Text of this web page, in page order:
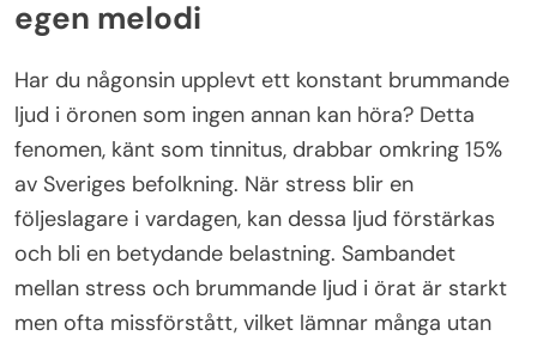
egen melodi
Har du någonsin upplevt ett konstant brummande
ljud i öronen som ingen annan kan höra? Detta
fenomen, känt som tinnitus, drabbar omkring 15%
av Sveriges befolkning. När stress blir en
följeslagare i vardagen, kan dessa ljud förstärkas
och bli en betydande belastning. Sambandet
mellan stress och brummande ljud i örat är starkt
men ofta missförstått, vilket lämnar många utan